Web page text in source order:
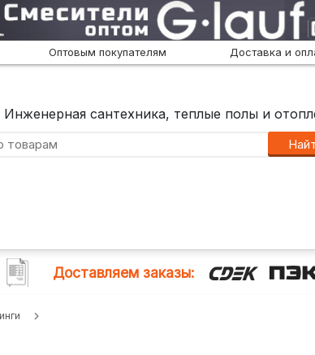
Оптовым покупателям Доставка и
Инженерная сантехника, теплые полы и
Доставляем заказы: